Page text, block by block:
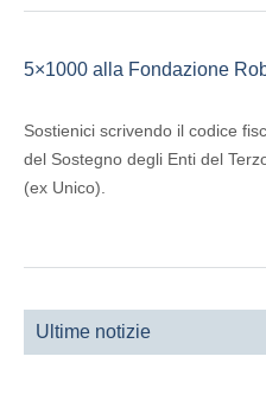
5×1000 alla Fondazione
Sostienici scrivendo il codice
del Sostegno degli Enti del
(ex Unico).
Ultime notizie